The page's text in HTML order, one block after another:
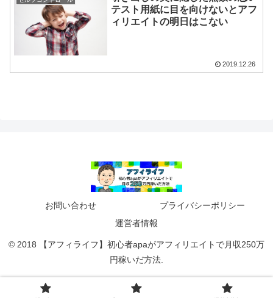
テスト用紙に目を向けないとアフ
ィリエイトの明日はこない
2019.12.26
お問い合わせ
プライバシーポリシー
運営者情報
© 2018 【アフィライフ】初心者apaがアフィリエイトで月収250万
円稼いだ方法.